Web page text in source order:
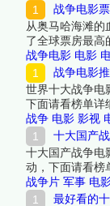
战争电影
从奥马哈海滩的
了全球票房最高
吧！
战争电影 电影
战争电影
世界十大战争电
下面请看榜单详
战争 电影 影视
十大国产
十大国产战争电
动，下面请看榜
战争片 军事 电
最好看的